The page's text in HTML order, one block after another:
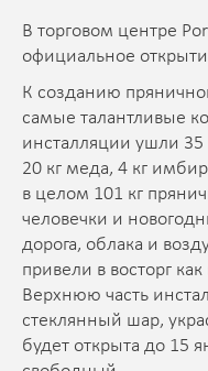
В торговом центре
официальное
К созданию
самые талантливые
инсталляции ушли 35
20 кг меда, 4 кг
в целом 101 кг
человечки и
дорога, облака и
привели в восторг
Верхнюю часть
стеклянный шар,
будет открыта до 15